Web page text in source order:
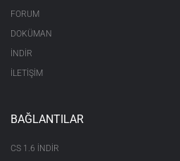
FORUM
DOKÜMAN
İNDİR
İLETİŞİM
BAĞLANTILAR
CS 1.6 INDIR